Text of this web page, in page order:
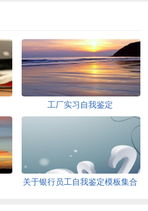
工厂实习自我鉴定
关于银行员工自我鉴定模板集合